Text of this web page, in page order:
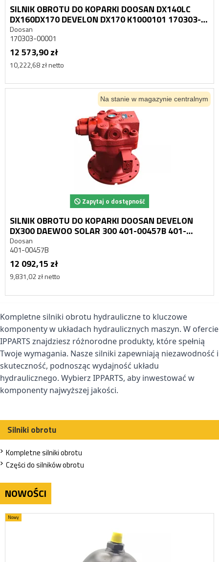
SILNIK OBROTU DO KOPARKI DOOSAN DX140LC
DX160DX170 DEVELON DX170 K1000101 170303-
00001
Doosan
170303-00001
12 573,90 zł
10,222,68 zł netto
Na stanie w magazynie centralnym
Zapytaj o dostępność
SILNIK OBROTU DO KOPARKI DOOSAN DEVELON
DX300 DAEWOO SOLAR 300 401-00457B 401-
00230
Doosan
401-00457B
12 092,15 zł
9,831,02 zł netto
Kompletne silniki obrotu hydrauliczne to kluczowe
komponenty w układach hydraulicznych maszyn. W ofercie
IPPARTS znajdziesz różnorodne produkty, które spełnią
Twoje wymagania. Nasze silniki zapewniają niezawodność i
skuteczność, podnosząc wydajność układu
hydraulicznego. Wybierz IPPARTS, aby inwestować w
komponenty najwyższej jakości.
Silniki obrotu
Kompletne silniki obrotu
Części do silników obrotu
NOWOŚCI
Nowy